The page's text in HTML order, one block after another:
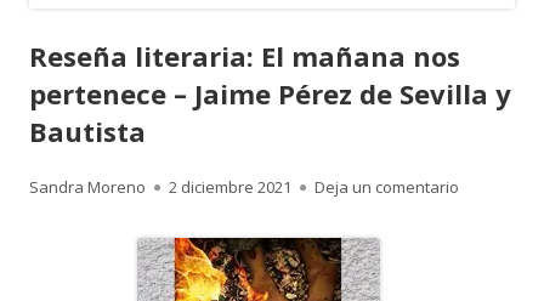
Reseña literaria: El mañana nos
pertenece – Jaime Pérez de Sevilla y
Bautista
Autor
Sandra Moreno
Publicado
2 diciembre 2021 Deja un comentario